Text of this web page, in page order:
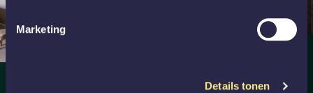
Marketing
Details tonen
Nieuwe deuren voor in het bestaande kozijn